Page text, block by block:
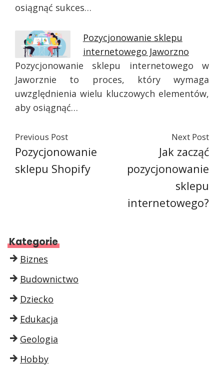
osiągnąć sukces…
Pozycjonowanie sklepu
internetowego Jaworzno
Pozycjonowanie sklepu internetowego w
Jaworznie to proces, który wymaga
uwzględnienia wielu kluczowych elementów,
aby osiągnąć…
Previous Post
Pozycjonowanie
sklepu Shopify
Next Post
Jak zacząć
pozycjonowanie
sklepu
internetowego?
Kategorie
Biznes
Budownictwo
Dziecko
Edukacja
Geologia
Hobby